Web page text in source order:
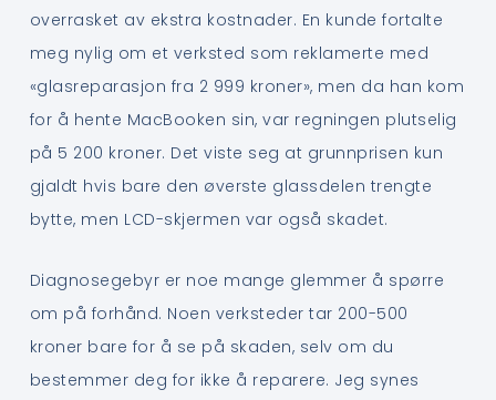
overrasket av ekstra kostnader. En kunde fortalte
meg nylig om et verksted som reklamerte med
«glasreparasjon fra 2 999 kroner», men da han kom
for å hente MacBooken sin, var regningen plutselig
på 5 200 kroner. Det viste seg at grunnprisen kun
gjaldt hvis bare den øverste glassdelen trengte
bytte, men LCD-skjermen var også skadet.
Diagnosegebyr er noe mange glemmer å spørre
om på forhånd. Noen verksteder tar 200-500
kroner bare for å se på skaden, selv om du
bestemmer deg for ikke å reparere. Jeg synes